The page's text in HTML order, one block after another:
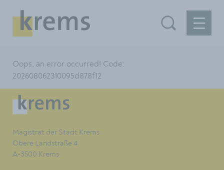
Oops, an error occurred! Code:
202608062310095d878f12
Magistrat der Stadt Krems
Obere Landstraße 4
A-3500 Krems